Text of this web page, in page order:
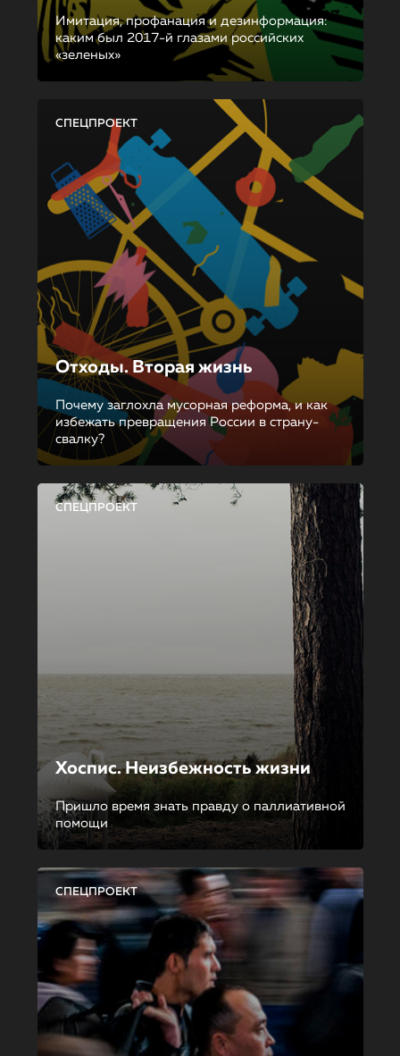
Имитация, профанация и дезинформация:
каким был 2017-й глазами российских
«зеленых»
СПЕЦПРОЕКТ
Отходы. Вторая жизнь
Почему заглохла мусорная реформа, и как
избежать превращения России в страну-
свалку?
СПЕЦПРОЕКТ
Хоспис. Неизбежность жизни
Пришло время знать правду о паллиативной
помощи
СПЕЦПРОЕКТ